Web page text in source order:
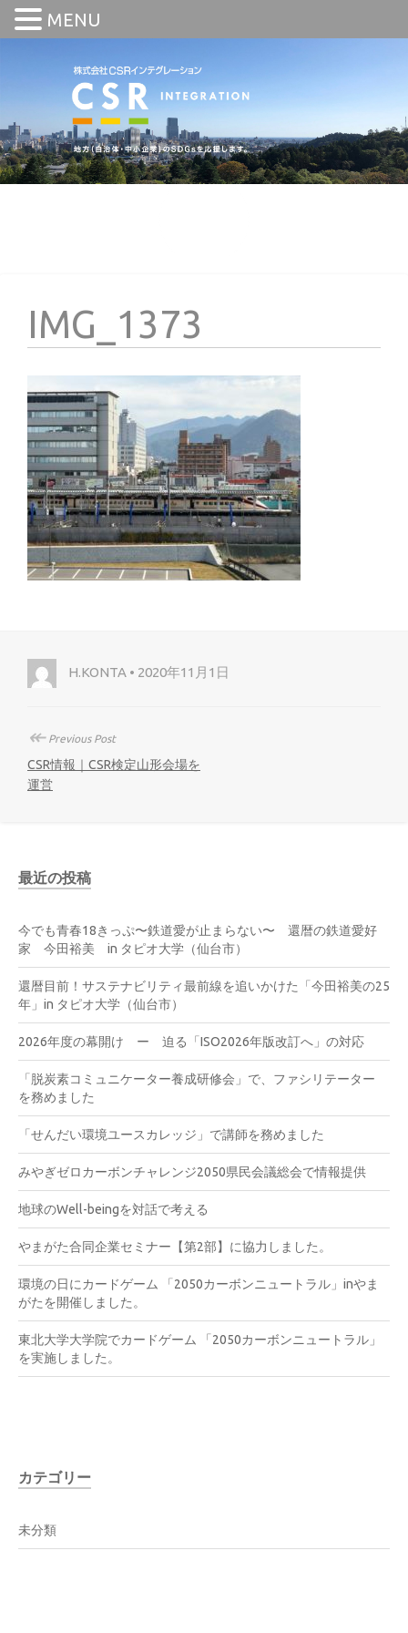
IMG_1373
H.KONTA • 2020年11月1日
↞Previous Post
CSR情報｜CSR検定山形会場を
運営
最近の投稿
今でも青春18きっぷ〜鉄道愛が止まらない〜 還暦の鉄道愛好
家 今田裕美 in タピオ大学（仙台市）
還暦目前！サステナビリティ最前線を追いかけた「今田裕美の25
年」in タピオ大学（仙台市）
2026年度の幕開け ー 迫る「ISO2026年版改訂へ」の対応
「脱炭素コミュニケーター養成研修会」で、ファシリテーター
を務めました
「せんだい環境ユースカレッジ」で講師を務めました
みやぎゼロカーボンチャレンジ2050県民会議総会で情報提供
地球のWell-beingを対話で考える
やまがた合同企業セミナー【第2部】に協力しました。
環境の日にカードゲーム 「2050カーボンニュートラル」inやま
がたを開催しました。
東北大学大学院でカードゲーム 「2050カーボンニュートラル」
を実施しました。
カテゴリー
未分類
MENU